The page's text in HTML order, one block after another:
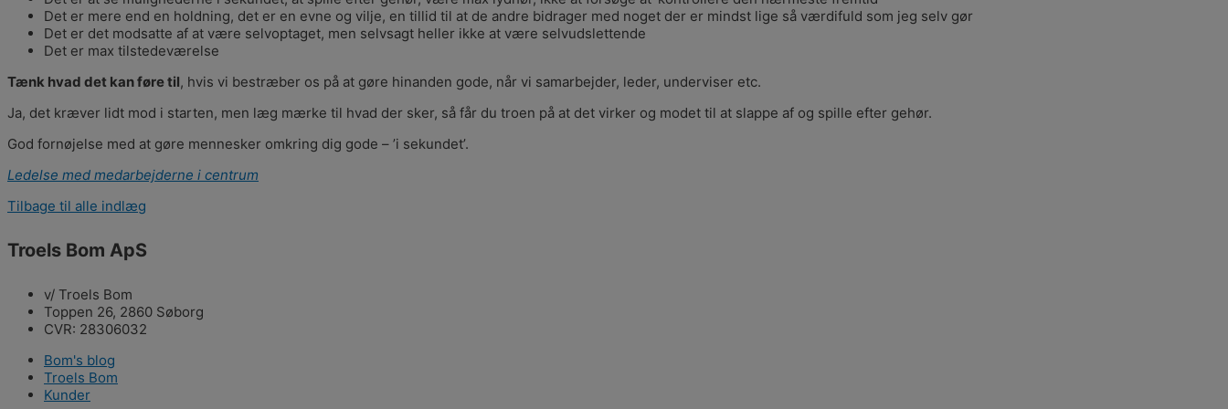
Det er mere end en holdning, det er en evne og vilje, en tillid til at de andre bidrager med noget der er mindst lige så værdifuld som jeg selv gør
Det er det modsatte af at være selvoptaget, men selvsagt heller ikke at være selvudslettende
Det er max tilstedeværelse
Tænk hvad det kan føre til, hvis vi bestræber os på at gøre hinanden gode, når vi samarbejder, leder, underviser etc.
Ja, det kræver lidt mod i starten, men læg mærke til hvad der sker, så får du troen på at det virker og modet til at slappe af og spille efter gehør.
God fornøjelse med at gøre mennesker omkring dig gode – ’i sekundet’.
Ledelse med medarbejderne i centrum
Tilbage til alle indlæg
Troels Bom ApS
v/ Troels Bom
Toppen 26, 2860 Søborg
CVR: 28306032
Bom's blog
Troels Bom
Kunder